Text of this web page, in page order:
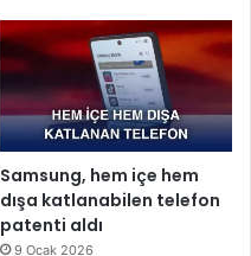
Samsung, hem içe hem
dışa katlanabilen telefon
patenti aldı
9 Ocak 2026